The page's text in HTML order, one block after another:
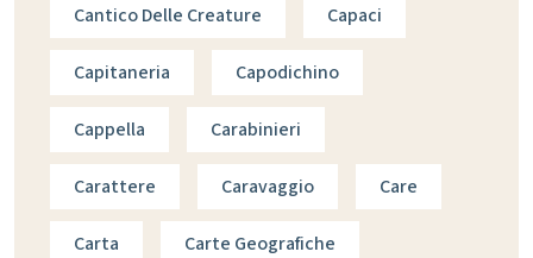
Cantico Delle Creature Capaci
Capitaneria Capodichino
Cappella Carabinieri
Carattere Caravaggio Care
Carta Carte Geografiche